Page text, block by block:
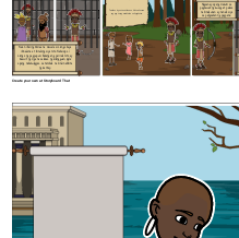
Create your own at Storyboard That
Nais ni Haring Ahmad na mawala si Liongo kaya
ikinadena at ikinulong siya nito. Nakaisip si
Liongo ng pagpupuri. Habang ang parirala nito ay
inaawit ng mga nasa labas ng bilangguan, bigla
siyang nakahulagpos sa tanikala na hindi nakikita
ng bantay.
Tumakas siya at nanirahan sa Watwa kasama
Nagsanay siyang mabuti sa
paghawak ng busog at palaso
na kinalaunan ay nanalo siya
sa paligsahan ng pagpana.